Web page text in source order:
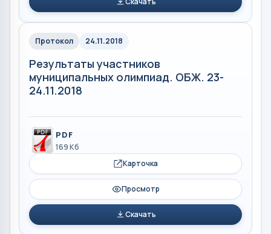
Протокол 24.11.2018
Результаты участников
муниципальных олимпиад. ОБЖ. 23-
24.11.2018
PDF
169 Кб
Карточка
Просмотр
Скачать